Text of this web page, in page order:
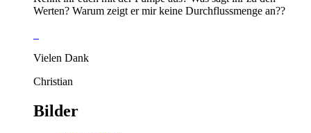
Werten? Warum zeigt er mir keine Durchflussmenge an??
Vielen Dank
Christian
Bilder